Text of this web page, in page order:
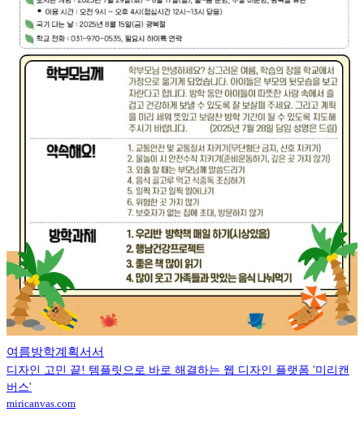
여름방학계획서서
디자인 고민 끝! 템플릿으로 바로 해결하는 웹 디자인 플랫폼 '미리캔
버스'
miricanvas.com